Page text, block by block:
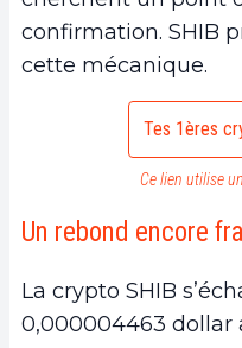
confirmation. SHIB
cette mécanique.
Tes 1ères
Ce lien utilise
Un rebond encore
La crypto SHIB
0,000004463 dollar